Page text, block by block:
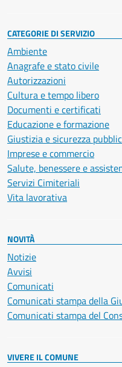
CATEGORIE DI SERVIZIO
Ambiente
Anagrafe e stato civile
Autorizzazioni
Cultura e tempo libero
Documenti e certificati
Educazione e formazione
Giustizia e sicurezza
Imprese e commercio
Salute, benessere e
Servizi Cimiteriali
Vita lavorativa
NOVITÀ
Notizie
Avvisi
Comunicati
Comunicati stampa della
Comunicati stampa del
VIVERE IL COMUNE